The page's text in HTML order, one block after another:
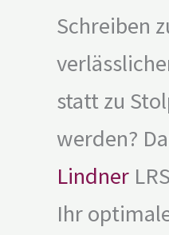
Schreiben
statt zu
werden?
Lindner
Ihr